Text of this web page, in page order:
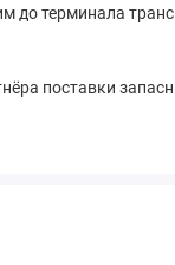
до терминала
поставки